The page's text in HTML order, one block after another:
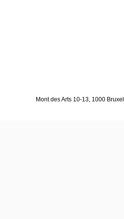
Mont des Arts 10-13, 1000